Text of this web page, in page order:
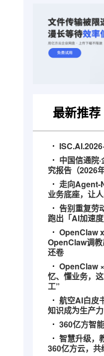
最新推荐
中国信通院
究报告（2026年
走向Agent-
业务底座，让
告别重复劳
跑出「AI加速度
OpenClaw
OpenClaw调
还卷
OpenClaw
忆、懂业务，
工”
航空AI白皮
知识成为生产力
360亿方智
智慧升级，
360亿方云，